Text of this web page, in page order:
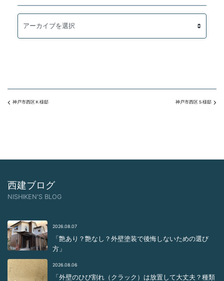
神戸市西区Ｋ様邸 神戸市西区Ｓ様邸
西建ブログ
NISHIKEN'S BLOG
2026.08.07
「艶あり？艶なし？外壁塗装で後悔しないための選び
方」
2026.08.06
「外壁のひび割れ（クラック）は放置して大丈夫？種類